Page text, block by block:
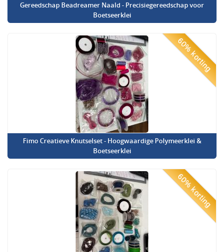
Gereedschap Beadreamer Naald - Precisiegereedschap voor
Boetseerklei
60% korting
Fimo Creatieve Knutselset - Hoogwaardige Polymeerklei &
Boetseerklei
60% korting